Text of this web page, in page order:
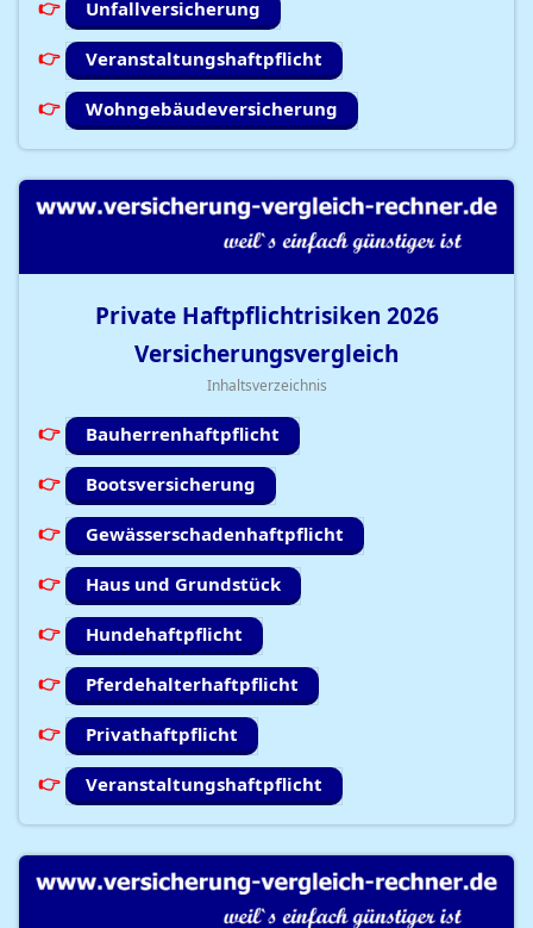
Unfallversicherung
Veranstaltungshaftpflicht
Wohngebäudeversicherung
Private Haftpflichtrisiken 2026
Versicherungsvergleich
Inhaltsverzeichnis
Bauherrenhaftpflicht
Bootsversicherung
Gewässerschadenhaftpflicht
Haus und Grundstück
Hundehaftpflicht
Pferdehalterhaftpflicht
Privathaftpflicht
Veranstaltungshaftpflicht